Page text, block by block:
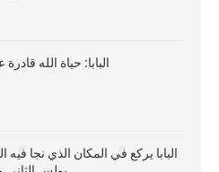
البابا: حياة الله
البابا يركع في المكان الذي نجا فيه